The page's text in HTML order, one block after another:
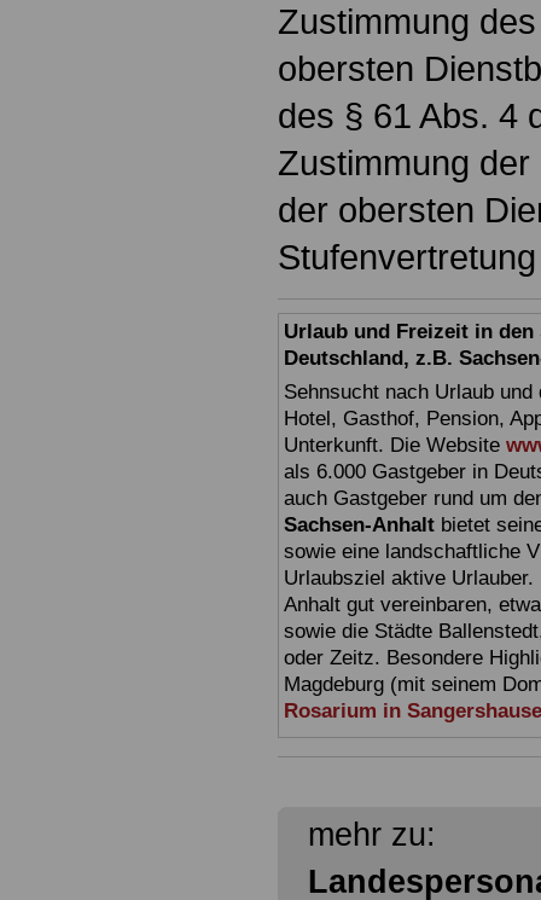
Zustimmung
obersten
des § 61 Abs. 4
Zustimmung
der obersten
Urlaub und Freizeit in
Deutschland, z.B.
Sehnsucht nach Urlaub
Hotel, Gasthof, Pension,
Unterkunft. Die Website
als 6.000 Gastgeber in
auch Gastgeber rund um
Sachsen-Anhalt bietet
sowie eine landschaftliche
Urlaubsziel aktive
Anhalt gut vereinbaren,
sowie die Städte
oder Zeitz. Besondere
Magdeburg (mit seinem
Rosarium in
mehr zu: